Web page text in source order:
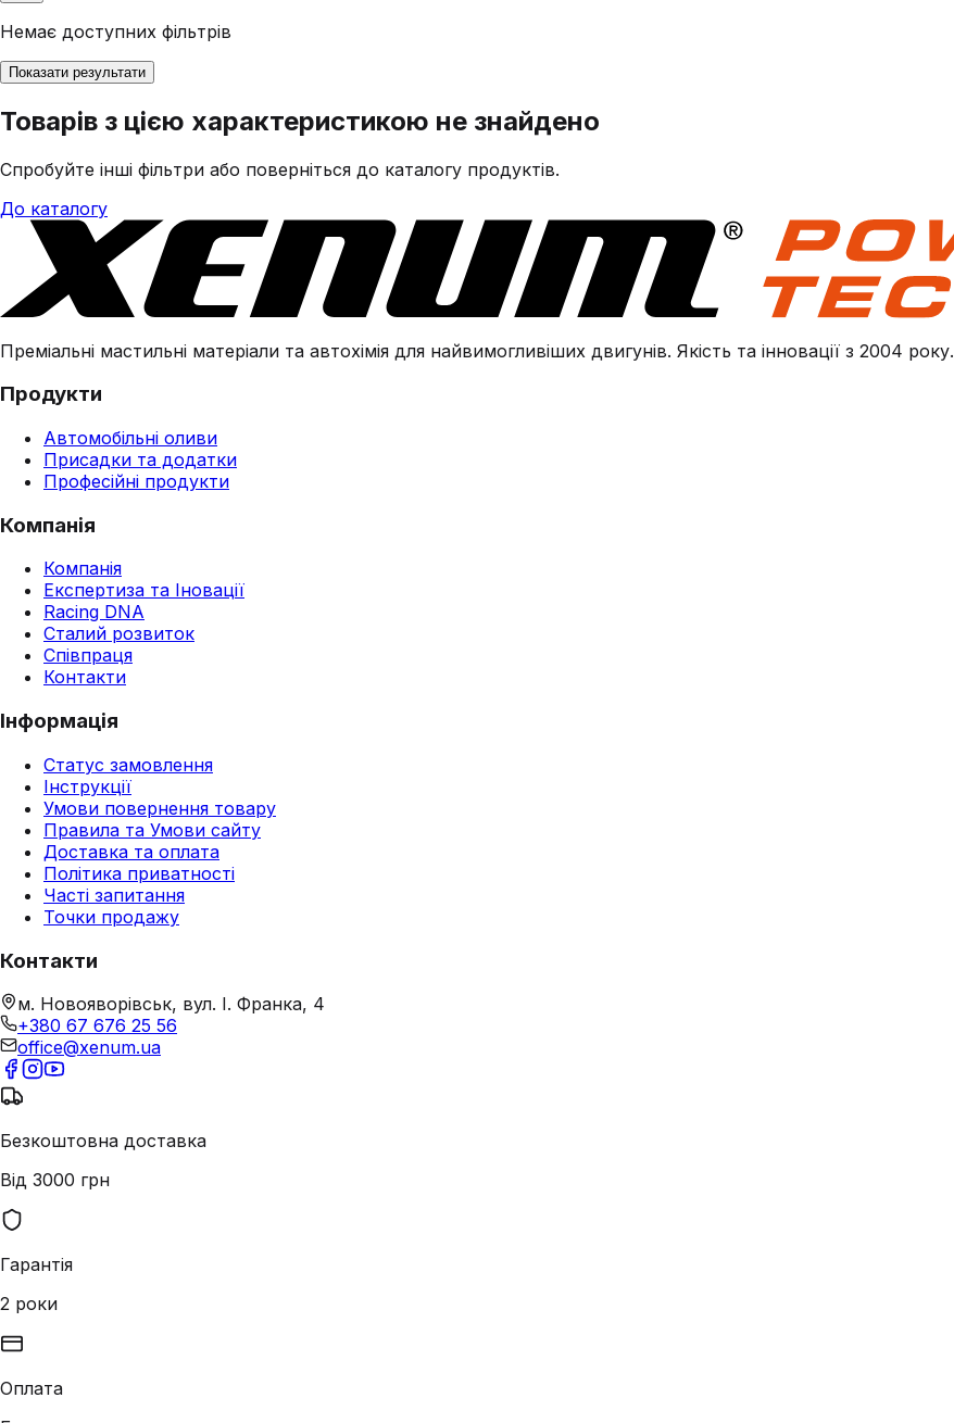
Немає доступних фільтрів
Показати результати
Товарів з цією характеристикою не знайдено
Спробуйте інші фільтри або поверніться до каталогу продуктів.
До каталогу
Преміальні мастильні матеріали та автохімія для найвимогливіших двигунів. Якість та інновації з 2004 року.
Продукти
Автомобільні оливи
Присадки та додатки
Професійні продукти
Компанія
Компанія
Експертиза та Іновації
Racing DNA
Сталий розвиток
Співпраця
Контакти
Інформація
Статус замовлення
Інструкції
Умови повернення товару
Правила та Умови сайту
Доставка та оплата
Політика приватності
Часті запитання
Точки продажу
Контакти
м. Новояворівськ, вул. І. Франка, 4
+380 67 676 25 56
office@xenum.ua
Безкоштовна доставка
Від 3000 грн
Гарантія
2 роки
Оплата